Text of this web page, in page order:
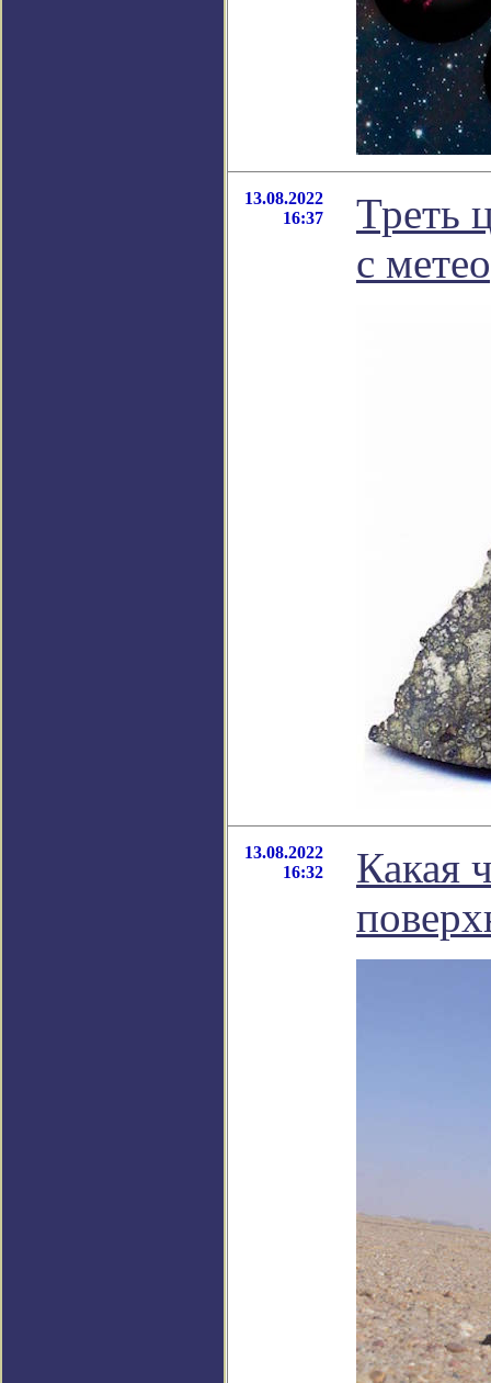
13.08.2022
16:37
Треть
с
13.08.2022
16:32
Какая